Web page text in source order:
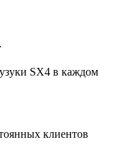
SX4 в каждом
клиентов